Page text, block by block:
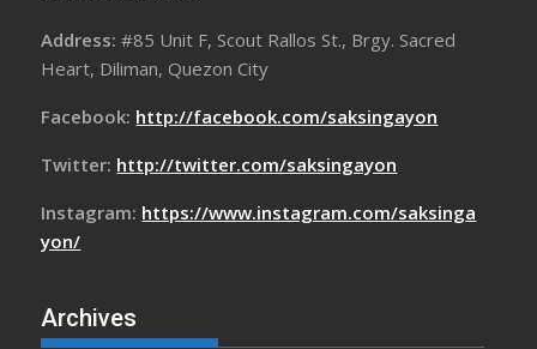
Address:#85 Unit F, Scout Rallos St., Brgy. Sacred
Heart, Diliman, Quezon City
Facebook: http://facebook.com/saksingayon
Twitter: http://twitter.com/saksingayon
Instagram: https://www.instagram.com/saksinga
yon/
Archives